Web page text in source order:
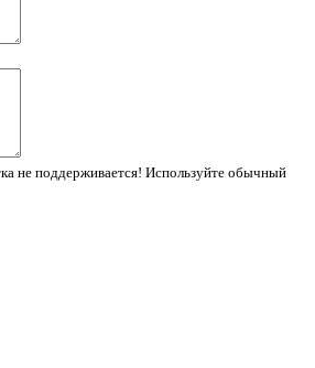
не поддерживается! Используйте обычный